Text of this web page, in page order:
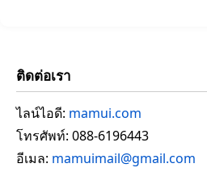
ติดต่อเรา
ไลน์ไอดี: mamui.com
โทรศัพท์: 088-6196443
อีเมล: mamuimail@gmail.com